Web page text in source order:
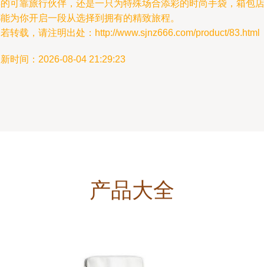
可靠旅行伙伴，还是一只为特殊场合添彩的时尚手袋，箱包店
为你开启一段从选择到拥有的精致旅程。
转载，请注明出处：http://www.sjnz666.com/product/83.html
时间：2026-08-04 21:29:23
产品大全